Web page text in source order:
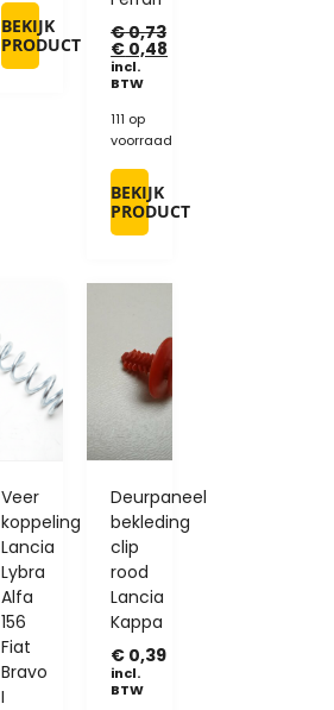
BEKIJK
PRODUCT
€0,73
€ 0,48
incl.
BTW
111 op
voorraad
BEKIJK
PRODUCT
Veer
koppeling
Lancia
Lybra
Alfa
156
Fiat
Bravo
I
Deurpaneel
bekleding
clip
rood
Lancia
Kappa
€ 0,39
incl.
BTW